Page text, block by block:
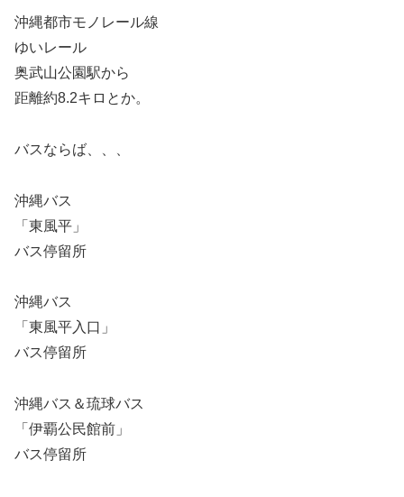
沖縄都市モノレール線
ゆいレール
奥武山公園駅から
距離約8.2キロとか。
バスならば、、、
沖縄バス
「東風平」
バス停留所
沖縄バス
「東風平入口」
バス停留所
沖縄バス＆琉球バス
「伊覇公民館前」
バス停留所